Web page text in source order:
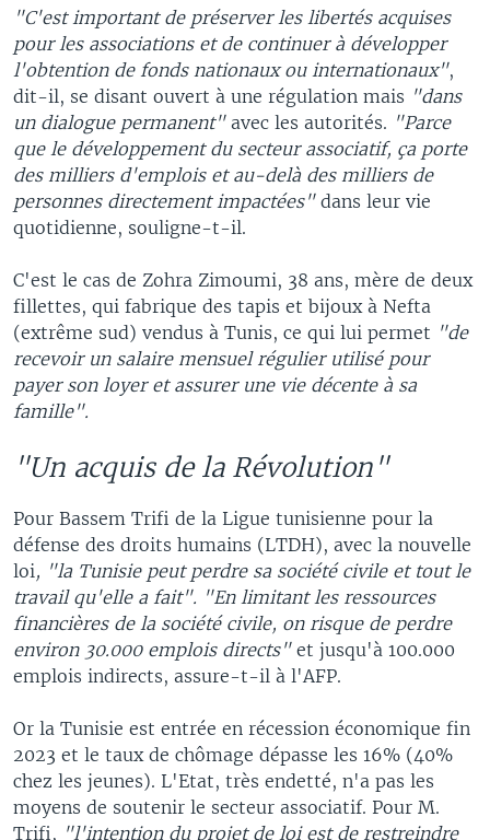
"C'est important de préserver les libertés acquises
pour les associations et de continuer à développer
l'obtention de fonds nationaux ou internationaux",
dit-il, se disant ouvert à une régulation mais "dans
un dialogue permanent"avec les autorités. "Parce
que le développement du secteur associatif, ça porte
des milliers d'emplois et au-delà des milliers de
personnes directement impactées" dans leur vie
quotidienne, souligne-t-il.
C'est le cas de Zohra Zimoumi, 38 ans, mère de deux
fillettes, qui fabrique des tapis et bijoux à Nefta
(extrême sud) vendus à Tunis, ce qui lui permet "de
recevoir un salaire mensuel régulier utilisé pour
payer son loyer et assurer une vie décente à sa
famille".
"Un acquis de la Révolution"
Pour Bassem Trifi de la Ligue tunisienne pour la
défense des droits humains (LTDH), avec la nouvelle
loi, "la Tunisie peut perdre sa société civile et tout le
travail qu'elle a fait". "En limitant les ressources
financières de la société civile, on risque de perdre
environ 30.000 emplois directs"et jusqu'à 100.000
emplois indirects, assure-t-il à l'AFP.
Or la Tunisie est entrée en récession économique fin
2023 et le taux de chômage dépasse les 16% (40%
chez les jeunes). L'Etat, très endetté, n'a pas les
moyens de soutenir le secteur associatif. Pour M.
Trifi, "l'intention du projet de loi est de restreindre